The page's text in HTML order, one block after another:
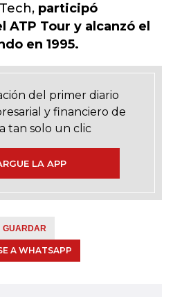
participó
Tour y alcanzó el
en 1995.
del primer diario
y financiero de
tan solo un clic
LA APP
GUARDAR
A WHATSAPP